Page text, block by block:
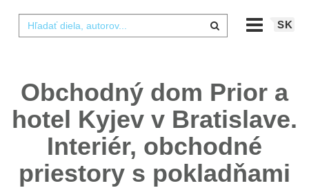
SK
Obchodný dom Prior a
hotel Kyjev v Bratislave.
Interiér, obchodné
priestory s pokladňami